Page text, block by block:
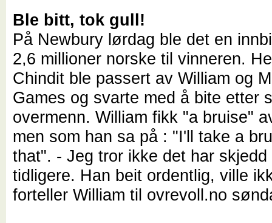
Ble bitt, tok gull!
På Newbury lørdag ble det en
2,6 millioner norske til vinneren.
Chindit ble passert av William og
Games og svarte med å bite etter
overmenn. William fikk "a bruise"
men som han sa på : "I'll take a
that". - Jeg tror ikke det har skjedd
tidligere. Han beit ordentlig, ville
forteller William til ovrevoll.no